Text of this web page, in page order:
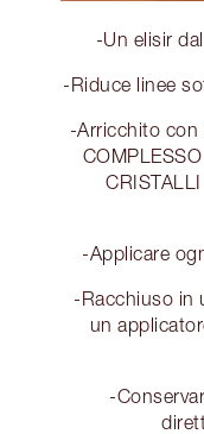
-Un elisir
-Riduce linee
-Arricchito con
-Applicare
-Racchiuso in
un
-